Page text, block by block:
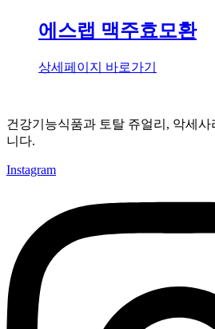
에스랩 맥주효모환
상세페이지 바로가기
건강기능식품과 토탈 쥬얼리, 악세
니다.
Instagram